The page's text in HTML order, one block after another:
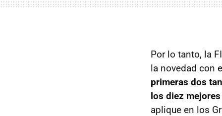
Por lo tanto, la
la novedad con
primeras dos
los diez
aplique en los